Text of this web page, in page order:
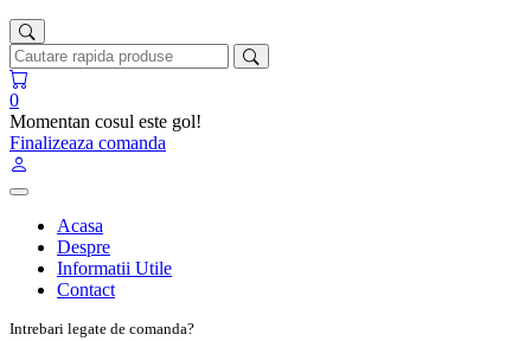
0
Momentan cosul este gol!
Finalizeaza comanda
Acasa
Despre
Informatii Utile
Contact
Intrebari legate de comanda?